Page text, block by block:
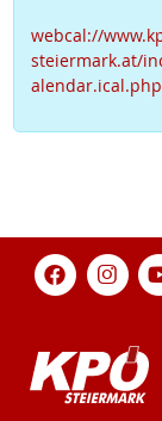
webcal://
steiermark.at/